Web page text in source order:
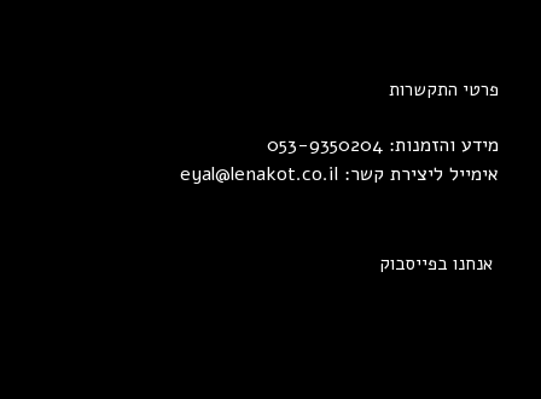
פרטי התקשרות
מידע והזמנות: 053-9350204
אימייל ליצירת קשר: eyal@lenakot.co.il
אנחנו בפייסבוק